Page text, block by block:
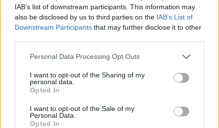
IAB’s list of downstream participants. This information may
also be disclosed by us to third parties on the IAB’s List of
Downstream Participants that may further disclose it to other
Personal Data Processing Opt Outs
I want to opt-out of the Sharing of my
personal data.
Opted In
I want to opt-out of the Sale of my
Personal Data.
Opted In